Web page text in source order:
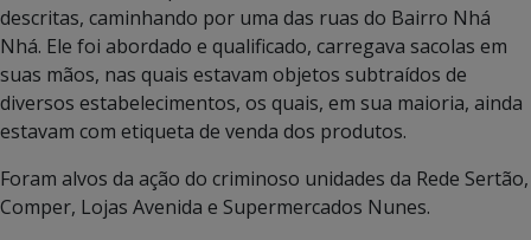
descritas, caminhando por uma das ruas do Bairro Nhá
Nhá. Ele foi abordado e qualificado, carregava sacolas em
suas mãos, nas quais estavam objetos subtraídos de
diversos estabelecimentos, os quais, em sua maioria, ainda
estavam com etiqueta de venda dos produtos.
Foram alvos da ação do criminoso unidades da Rede Sertão,
Comper, Lojas Avenida e Supermercados Nunes.